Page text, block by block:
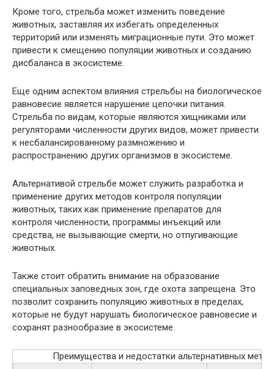
Кроме того, стрельба может изменить поведение
животных, заставляя их избегать определенных
территорий или изменять миграционные пути. Это может
привести к смещению популяции животных и созданию
дисбаланса в экосистеме.
Еще одним аспектом влияния стрельбы на биологическое
равновесие является нарушение цепочки питания.
Стрельба по видам, которые являются хищниками или
регуляторами численности других видов, может привести
к несбалансированному размножению и
распространению других организмов в экосистеме.
Альтернативой стрельбе может служить разработка и
применение других методов контроля популяции
животных, таких как применение препаратов для
контроля численности, программы инъекций или
средства, не вызывающие смерти, но отпугивающие
животных.
Также стоит обратить внимание на образование
специальных заповедных зон, где охота запрещена. Это
позволит сохранить популяцию животных в пределах,
которые не будут нарушать биологическое равновесие и
сохранят разнообразие в экосистеме.
Преимущества и недостатки альтернативных